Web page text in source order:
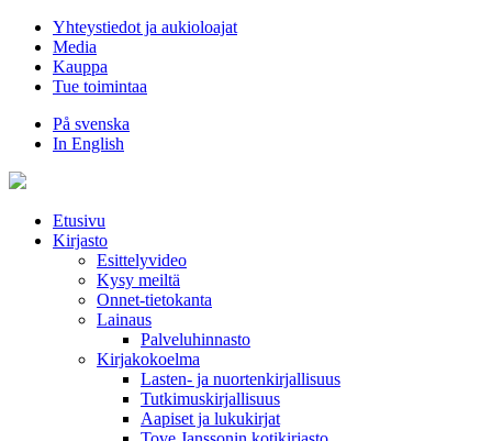
Hyppää
sisältöön
Yhteystiedot ja aukioloajat
Media
Kauppa
Tue toimintaa
På svenska
In English
Etusivu
Kirjasto
Esittelyvideo
Kysy meiltä
Onnet-tietokanta
Lainaus
Palveluhinnasto
Kirjakokoelma
Lasten- ja nuortenkirjallisuus
Tutkimuskirjallisuus
Aapiset ja lukukirjat